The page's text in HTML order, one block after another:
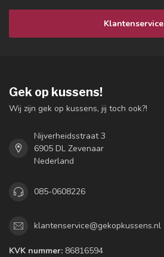
Klantenservice
Gek op kussens!
Wij zijn gek op kussens, jij toch ook?!
Nijverheidsstraat 3
6905 DL Zevenaar
Nederland
085-0608226
klantenservice@gekopkussens.nl
KVK nummer: 86816594